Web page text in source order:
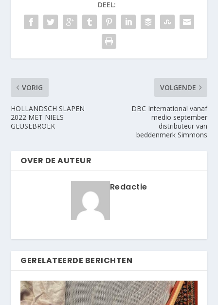
DEEL:
VORIG
HOLLANDSCH SLAPEN
2022 MET NIELS
GEUSEBROEK
VOLGENDE
DBC International vanaf
medio september
distributeur van
beddenmerk Simmons
OVER DE AUTEUR
Redactie
GERELATEERDE BERICHTEN